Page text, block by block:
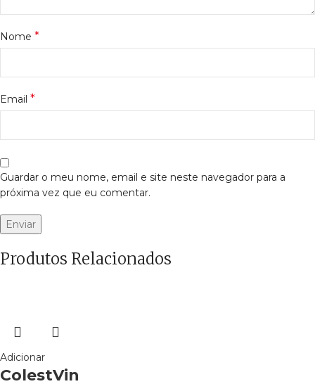
Nome *
Email *
Guardar o meu nome, email e site neste navegador para a
próxima vez que eu comentar.
Produtos Relacionados
Adicionar
ColestVin